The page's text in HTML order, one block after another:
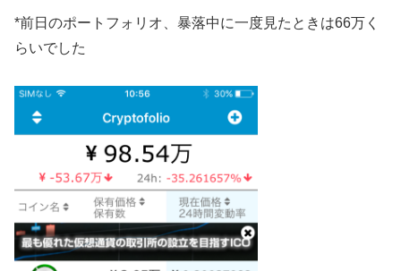
*前日のポートフォリオ、暴落中に一度見たときは66万く
らいでした